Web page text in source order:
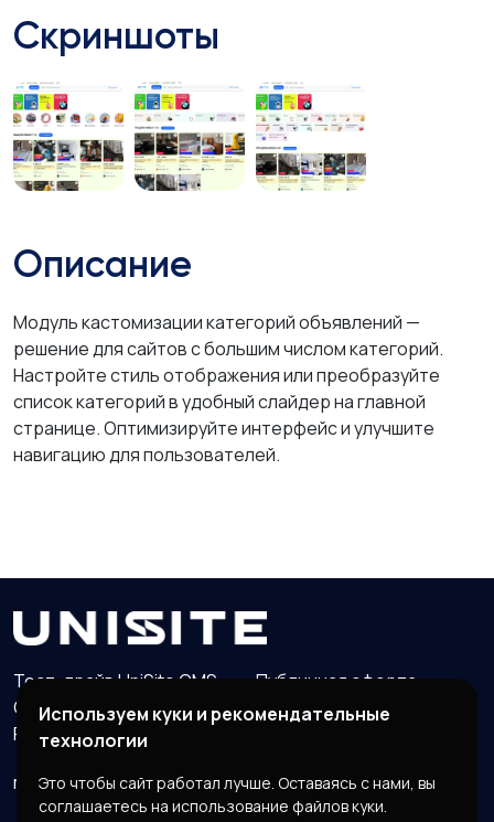
Скриншоты
Описание
Модуль кастомизации категорий объявлений —
решение для сайтов с большим числом категорий.
Настройте стиль отображения или преобразуйте
список категорий в удобный слайдер на главной
странице. Оптимизируйте интерфейс и улучшите
навигацию для пользователей.
Тест-драйв UniSite CMS
Публичная оферта
Обработка персональных данных
Реквизиты организации
manager@unisite.org
Группа VK
Используем куки и рекомендательные
технологии
Это чтобы сайт работал лучше. Оставаясь с нами, вы
соглашаетесь на использование файлов куки.